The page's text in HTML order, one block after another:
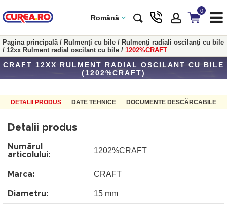
Română
0
Pagina principală/ Rulmenți cu bile / Rulmenți radiali oscilanți cu bile
/ 12xx Rulment radial oscilant cu bile / 1202%CRAFT
CRAFT 12XX RULMENT RADIAL OSCILANT CU BILE
(1202%CRAFT)
DETALII PRODUS DATE TEHNICE DOCUMENTE DESCĂRCABILE
Detalii produs
Numărul
articolului:
1202%CRAFT
Marca: CRAFT
Diametru: 15 mm